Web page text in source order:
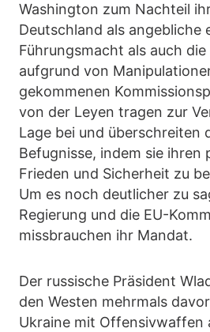
Washington zum Nachteil
Deutschland als angebliche
Führungsmacht als auch
aufgrund von
gekommenen
von der Leyen tragen zur
Lage bei und überschreiten
Befugnisse, indem sie ihren
Frieden und Sicherheit zu
Um es noch deutlicher zu
Regierung und die EU-
missbrauchen ihr Mandat.
Der russische Präsident
den Westen mehrmals
Ukraine mit Offensivwaffen